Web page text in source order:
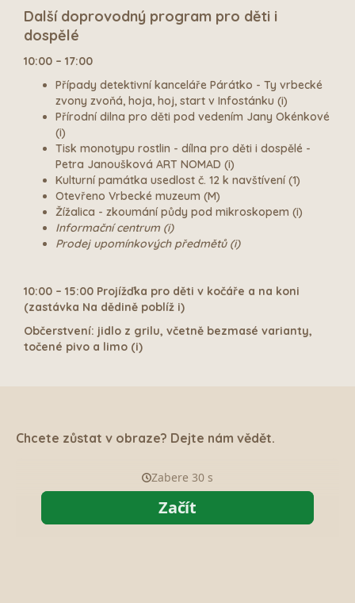
Další doprovodný program pro děti i
dospělé
10:00 – 17:00
Případy detektivní kanceláře Párátko - Ty vrbecké
zvony zvoňá, hoja, hoj, start v Infostánku (i)
Přírodní dilna pro děti pod vedením Jany Okénkové
(i)
Tisk monotypu rostlin - dílna pro děti i dospělé -
Petra Janoušková ART NOMAD (i)
Kulturní památka usedlost č. 12 k navštívení (1)
Otevřeno Vrbecké muzeum (M)
Žížalica - zkoumání půdy pod mikroskopem (i)
Informační centrum (i)
Prodej upomínkových předmětů (i)
10:00 – 15:00 Projížďka pro děti v kočáře a na koni
(zastávka Na dědině poblíž i)
Občerstvení: jidlo z grilu, včetně bezmasé varianty,
točené pivo a limo (i)
Chcete zůstat v obraze? Dejte nám vědět.